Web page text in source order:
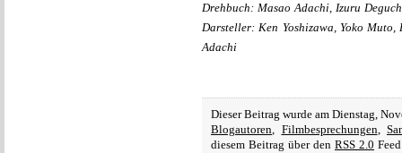
Drehbuch: Masao Adachi, Izuru
Darsteller: Ken Yoshizawa, Yoko Muto,
Adachi
Dieser Beitrag wurde am Dienstag,
Blogautoren, Filmbesprechungen,
diesem Beitrag über den RSS 2.0